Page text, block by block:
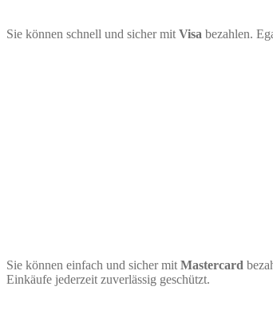
Sie können schnell und sicher mit Visa bezahlen.
Sie können einfach und sicher mit Mastercard
Einkäufe jederzeit zuverlässig geschützt.